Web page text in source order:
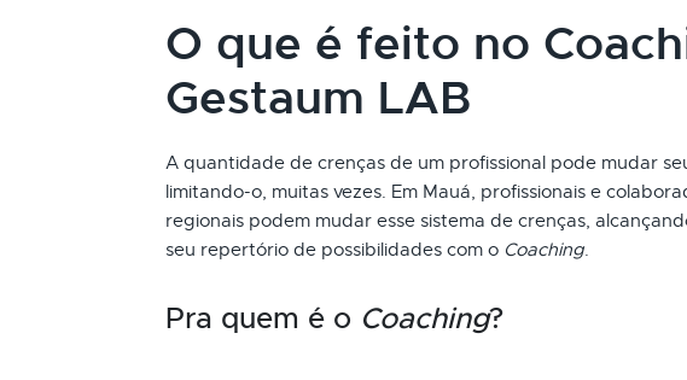
O que é feito no
Gestaum LAB
A quantidade de crenças de um profissional pode mudar
limitando-o, muitas vezes. Em Mauá, profissionais e
regionais podem mudar esse sistema de crenças,
seu repertório de possibilidades com o Coaching.
Pra quem é o Coaching?